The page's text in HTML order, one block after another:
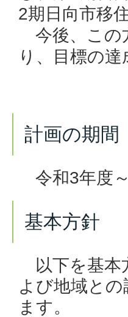
2期日向市移
今後、この
り、目標の達
計画の期間
令和3年度
基本方針
以下を基本
よび地域と
ます。